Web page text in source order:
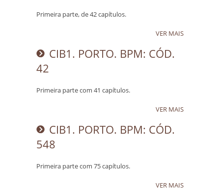
Primeira parte, de 42 capítulos.
VER MAIS
CIB1. PORTO. BPM: CÓD.
42
Primeira parte com 41 capítulos.
VER MAIS
CIB1. PORTO. BPM: CÓD.
548
Primeira parte com 75 capítulos.
VER MAIS